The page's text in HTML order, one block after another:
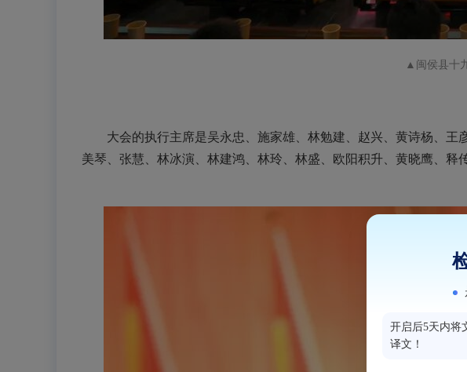
▲闽侯县十
大会的执行主席是吴永忠、施家雄、林勉建、赵兴、黄诗杨、王
美琴、张慧、林冰演、林建鸿、林玲、林盛、欧阳积升、黄晓鹰、释
开启后5天内将
译文！